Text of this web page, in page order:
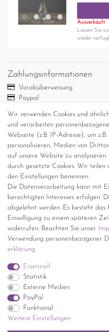
Ausverkauft
Lassen Sie
wieder
Wir verwenden Cookies und
und verarbeiten
Webseite (z.B. IP-Adresse), um
personalisieren, Medien von
auf unsere Website zu
durch gesetzte Cookies. Wir
den Einstellungen benennen.
Die Datenverarbeitung kann mit
berechtigten Interesses erfolgen.
abgelehnt werden. Es besteht das
Einwilligung zu einem späteren
widerrufen. Beachten Sie unser
Verwendung personenbezogener
erklärung.
Essenziell
Statistik
Externe Medien
PayPal
Funktional
Weitere Einstellungen
Zahlungsinformationen
Vorabüberweisung
Paypal
Versandinformationen
Versand per GLS (6,90 Euro)
(innerhalb Deutschlands)
kostenfreie Lieferung ab 150 Euro
Deutschlands)
Übersicht Internationale
Wir kaufen an
Sie haben zuviel Porzellan im
Einfach unverbindliches Angebot
*Endpreis inkl. MwSt.
UStG der
Mehrwertsteuer auf der
Impressum